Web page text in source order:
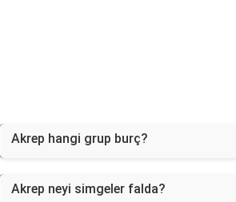
Akrep hangi grup burç?
Akrep neyi simgeler falda?